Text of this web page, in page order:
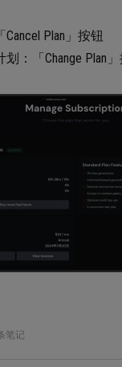
Plan」按钮
：「Change Plan
笔记